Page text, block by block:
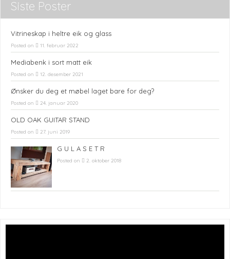
nettbutikken
Siste Poster
Vitrineskap i heltre eik og glass
Posted on 11. februar 2022
Mediabenk i sort matt eik
Posted on 12. desember 2021
Ønsker du deg et møbel laget bare for deg?
Posted on 24. januar 2020
OLD OAK GUITAR STAND
Posted on 27. juni 2019
G U L A S E T R
Posted on 2. oktober 2018